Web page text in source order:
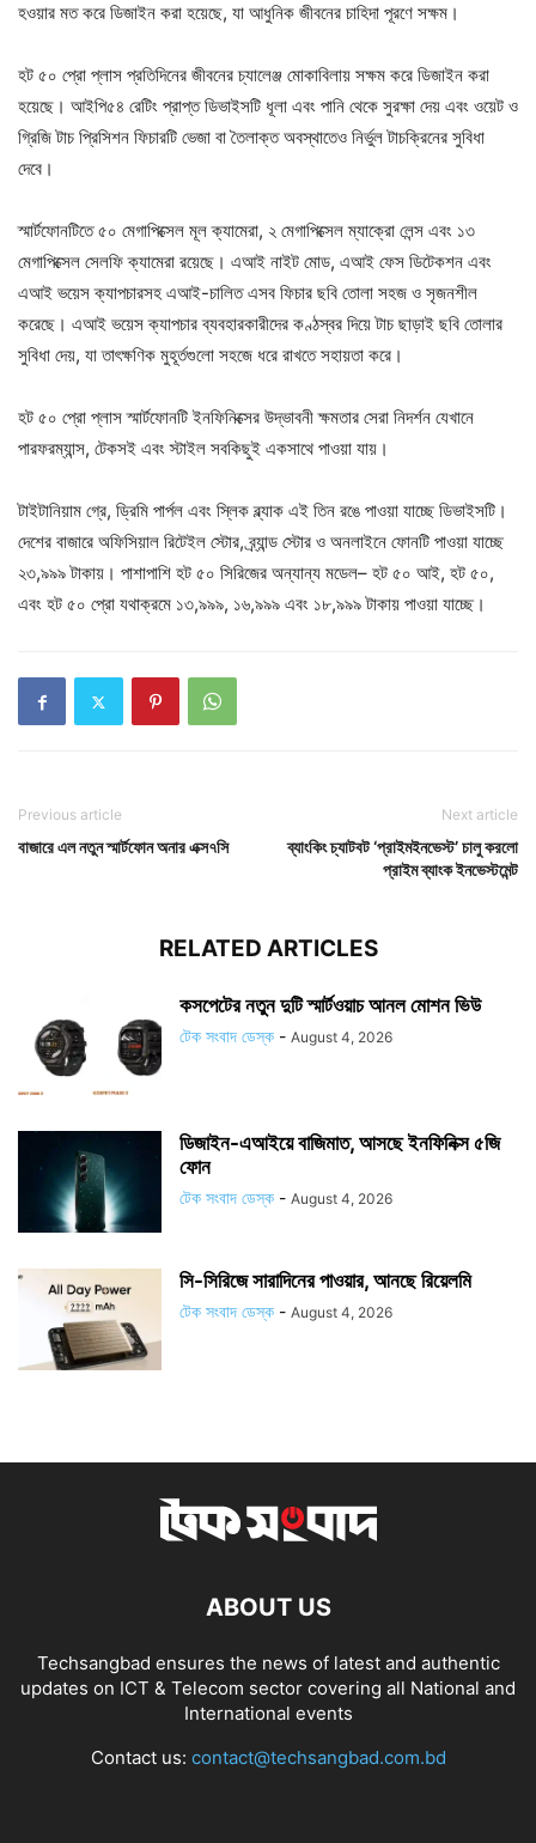
হওয়ার মত করে ডিজাইন করা হয়েছে, যা আধুনিক জীবনের চাহিদা পূরণে সক্ষম।
হট ৫০ প্রো প্লাস প্রতিদিনের জীবনের চ্যালেঞ্জ মোকাবিলায় সক্ষম করে ডিজাইন করা
হয়েছে। আইপি৫৪ রেটিং প্রাপ্ত ডিভাইসটি ধূলা এবং পানি থেকে সুরক্ষা দেয় এবং ওয়েট ও
গ্রিজি টাচ প্রিসিশন ফিচারটি ভেজা বা তৈলাক্ত অবস্থাতেও নির্ভুল টাচক্রিনের সুবিধা
দেবে।
স্মার্টফোনটিতে ৫০ মেগাপিক্সেল মূল ক্যামেরা, ২ মেগাপিক্সেল ম্যাক্রো লেন্স এবং ১৩
মেগাপিক্সেল সেলফি ক্যামেরা রয়েছে। এআই নাইট মোড, এআই ফেস ডিটেকশন এবং
এআই ভয়েস ক্যাপচারসহ এআই-চালিত এসব ফিচার ছবি তোলা সহজ ও সৃজনশীল
করেছে। এআই ভয়েস ক্যাপচার ব্যবহারকারীদের কণ্ঠস্বর দিয়ে টাচ ছাড়াই ছবি তোলার
সুবিধা দেয়, যা তাৎক্ষণিক মুহূর্তগুলো সহজে ধরে রাখতে সহায়তা করে।
হট ৫০ প্রো প্লাস স্মার্টফোনটি ইনফিনিক্সের উদ্ভাবনী ক্ষমতার সেরা নিদর্শন যেখানে
পারফরম্যান্স, টেকসই এবং স্টাইল সবকিছুই একসাথে পাওয়া যায়।
টাইটানিয়াম গ্রে, ড্রিমি পার্পল এবং স্লিক ব্ল্যাক এই তিন রঙে পাওয়া যাচ্ছে ডিভাইসটি।
দেশের বাজারে অফিসিয়াল রিটেইল স্টোর, ব্র্যান্ড স্টোর ও অনলাইনে ফোনটি পাওয়া যাচ্ছে
২৩,৯৯৯ টাকায়। পাশাপাশি হট ৫০ সিরিজের অন্যান্য মডেল– হট ৫০ আই, হট ৫০,
এবং হট ৫০ প্রো যথাক্রমে ১৩,৯৯৯, ১৬,৯৯৯ এবং ১৮,৯৯৯ টাকায় পাওয়া যাচ্ছে।
Previous article
বাজারে এল নতুন স্মার্টফোন অনার এক্স৭সি
Next article
ব্যাংকিং চ্যাটবট ‘প্রাইমইনভেস্ট’ চালু করলো
প্রাইম ব্যাংক ইনভেস্টমেন্ট
RELATED ARTICLES
কসপেটের নতুন দুটি স্মার্টওয়াচ আনল মোশন ভিউ
টেক সংবাদ ডেস্ক - August 4, 2026
ডিজাইন-এআইয়ে বাজিমাত, আসছে ইনফিনিক্স ৫জি
ফোন
টেক সংবাদ ডেস্ক - August 4, 2026
সি-সিরিজে সারাদিনের পাওয়ার, আনছে রিয়েলমি
টেক সংবাদ ডেস্ক - August 4, 2026
ABOUT US
Techsangbad ensures the news of latest and authentic
updates on ICT & Telecom sector covering all National and
International events
Contact us: contact@techsangbad.com.bd